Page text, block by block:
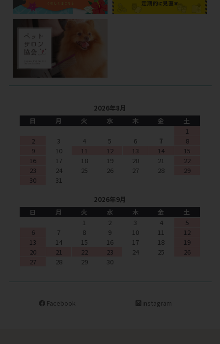
2026年8月
日
月 火 水 木 金
土
1
2
3 4 5 6 7
8
9
10 11 12 13 14
15
16
17 18 19 20 21
22
23
24 25 26 27 28
29
30
31
2026年9月
日
月 火 水 木 金
土
1
2 3 4
5
6
7 8 9 10 11
12
13
14 15 16 17 18
19
20
21 22 23 24 25
26
27
28 29 30
Facebook instagram